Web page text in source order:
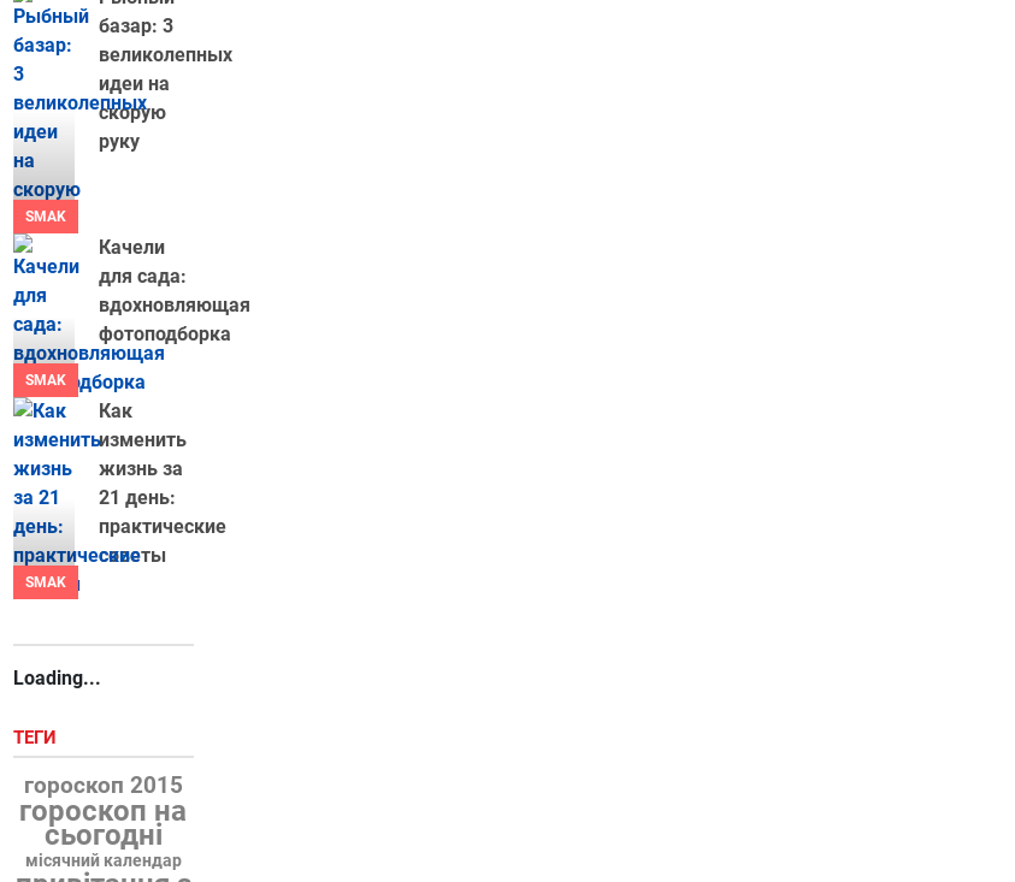
SMAK
базар: 3
великолепных
идеи на
скорую
руку
SMAK
Качели
для сада:
вдохновляющая
фотоподборка
SMAK
Как
изменить
жизнь за
21 день:
практические
советы
Loading...
ТЕГИ
гороскоп 2015
гороскоп на
сьогодні
місячний календар